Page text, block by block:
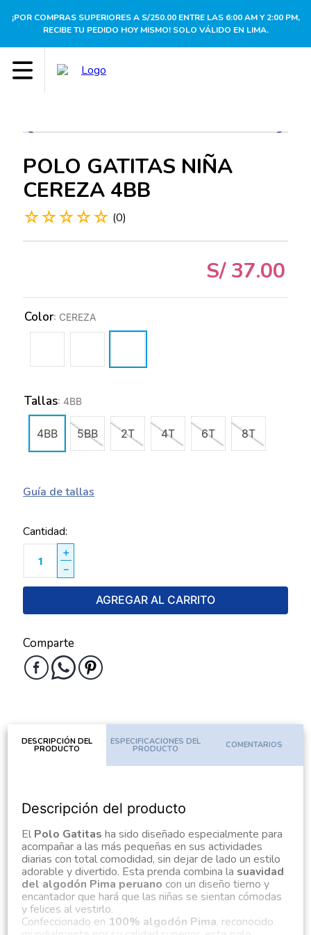
¡POR COMPRAS SUPERIORES A S/250.00 ENTRE LAS 6:00 AM Y 2:00 PM,
RECIBE TU PEDIDO HOY MISMO! SOLO VÁLIDO EN LIMA.
POLO GATITAS NIÑA
CEREZA 4BB
☆☆☆☆☆ (0)
S/ 37.00
Tallas: 4BB
4BB 5BB 2T 4T 6T 8T
Color: CEREZA
Guía de tallas
Cantidad
＋
－
AGREGAR AL CARRITO
Comparte
DESCRIPCIÓN DEL
PRODUCTO
ESPECIFICACIONES DEL
PRODUCTO COMENTARIOS
Descripción del producto
El Polo Gatitas ha sido diseñado especialmente para
acompañar a las más pequeñas en sus actividades
diarias con total comodidad, sin dejar de lado un estilo
adorable y divertido. Esta prenda combina la suavidad
del algodón Pima peruano con un diseño tierno y
encantador que hará que las niñas se sientan cómodas
y felices al vestirlo.
Confeccionado en 100% algodón Pima, reconocido